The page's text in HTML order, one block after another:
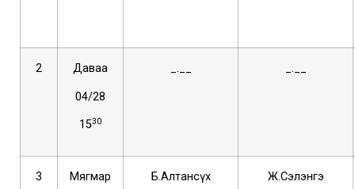
2 Даваа
04/28
1530
_.__ _.__
3 Мягмар Б.Алтансүх Ж.Сэлэнгэ